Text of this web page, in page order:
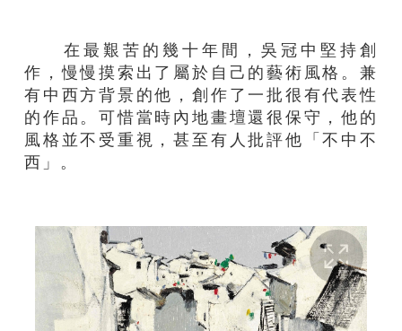
在最艱苦的幾十年間，吳冠中堅持創
作，慢慢摸索出了屬於自己的藝術風格。兼
有中西方背景的他，創作了一批很有代表性
的作品。可惜當時內地畫壇還很保守，他的
風格並不受重視，甚至有人批評他「不中不
西」。